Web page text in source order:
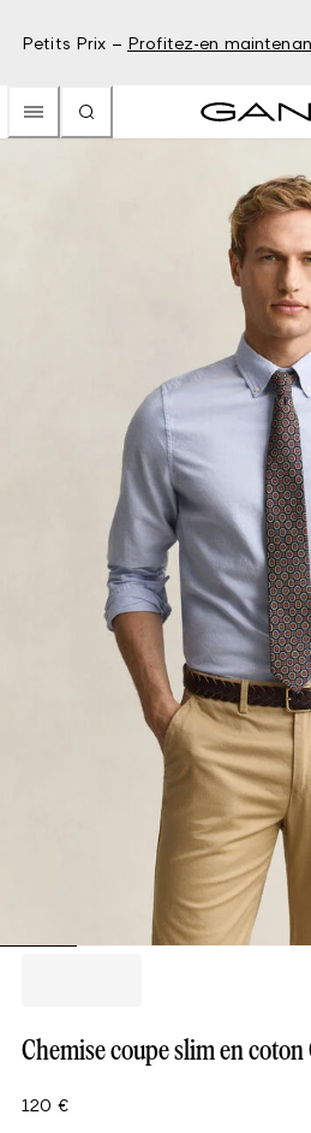
Petits Prix – Profitez-en
Chemise coupe slim en
120 €